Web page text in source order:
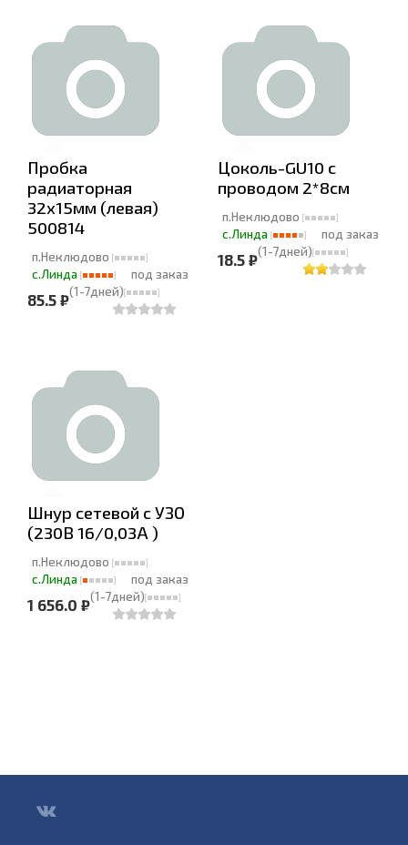
Пробка
радиаторная
32х15мм (левая)
500814
п.Неклюдово
с.Линда
под заказ
(1-7дней)
85.5 ₽
Цоколь-GU10 с
проводом 2*8см
п.Неклюдово
с.Линда
под заказ
(1-7дней)
18.5 ₽
Шнур сетевой с УЗО
(230В 16/0,03А )
п.Неклюдово
с.Линда
под заказ
(1-7дней)
1 656.0 ₽